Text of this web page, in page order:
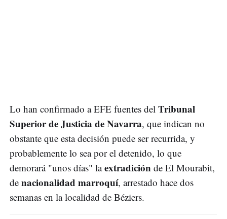
Lo han confirmado a EFE fuentes del Tribunal
Superior de Justicia de Navarra, que indican no
obstante que esta decisión puede ser recurrida, y
probablemente lo sea por el detenido, lo que
demorará "unos días" laextradición de El Mourabit,
de nacionalidad marroquí, arrestado hace dos
semanas en la localidad de Béziers.